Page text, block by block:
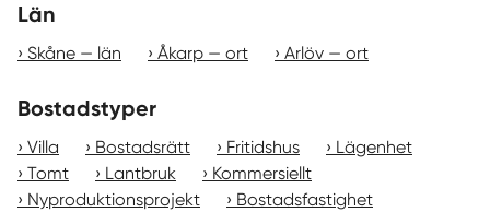
Län
Skåne — län Åkarp — ort Arlöv — ort
Bostadstyper
Villa Bostadsrätt Fritidshus
Lägenhet
Tomt
Lantbruk
Kommersiellt
Nyproduktionsprojekt
Bostadsfastighet